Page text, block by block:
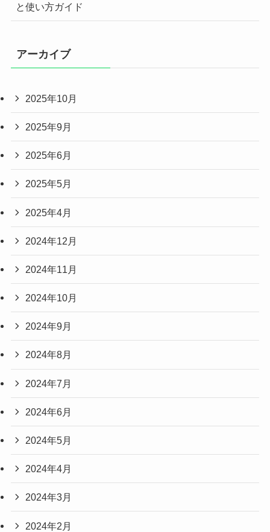
と使い方ガイド
アーカイブ
2025年10月
2025年9月
2025年6月
2025年5月
2025年4月
2024年12月
2024年11月
2024年10月
2024年9月
2024年8月
2024年7月
2024年6月
2024年5月
2024年4月
2024年3月
2024年2月